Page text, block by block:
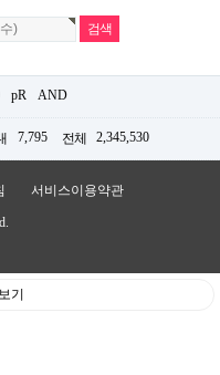
pR AND
7,795 전체 2,345,530
서비스이용약관
기